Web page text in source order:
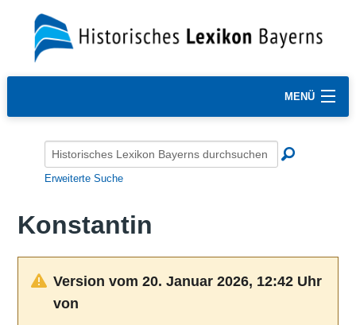
MENÜ
Erweiterte Suche
Konstantin
Version vom 20. Januar 2026, 12:42 Uhr
von